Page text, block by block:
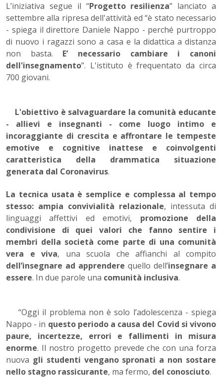
L’iniziativa segue il “Progetto resilienza” lanciato a
settembre alla ripresa dell'attività ed “è stato necessario
- spiega il direttore Daniele Nappo - perché purtroppo
di nuovo i ragazzi sono a casa e la didattica a distanza
non basta. E’ necessario cambiare i canoni
dell'insegnamento”. L'istituto è frequentato da circa
700 giovani.
L'obiettivo è salvaguardare la comunità educante
- allievi e insegnanti - come luogo intimo e
incoraggiante di crescita e affrontare le tempeste
emotive e cognitive inattese e coinvolgenti
caratteristica della drammatica situazione
generata dal Coronavirus.
La tecnica usata è semplice e complessa al tempo
stesso: ampia convivialità relazionale, intessuta di
linguaggi affettivi ed emotivi, promozione della
condivisione di quei valori che fanno sentire i
membri della società come parte di una comunità
vera e viva, una scuola che affianchi al compito
dell’insegnare ad apprendere quello dell’insegnare a
essere. In due parole una comunità inclusiva.
“Oggi il problema non è solo l’adolescenza - spiega
Nappo - in questo periodo a causa del Covid si vivono
paure, incertezze, errori e fallimenti in misura
enorme. Il nostro progetto prevede che con una forza
nuova gli studenti vengano spronati a non sostare
nello stagno rassicurante, ma fermo, del conosciuto.